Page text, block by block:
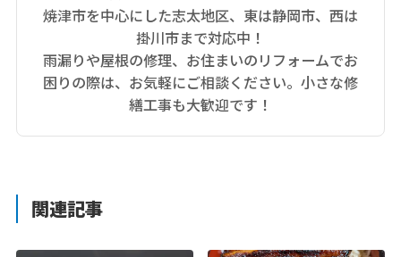
焼津市を中心にした志太地区、東は静岡市、西は
掛川市まで対応中！
雨漏りや屋根の修理、お住まいのリフォームでお
困りの際は、お気軽にご相談ください。小さな修
繕工事も大歓迎です！
関連記事